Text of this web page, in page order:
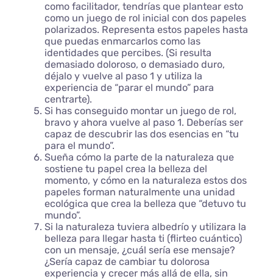
como facilitador, tendrías que plantear esto
como un juego de rol inicial con dos papeles
polarizados. Representa estos papeles hasta
que puedas enmarcarlos como las
identidades que percibes. (Si resulta
demasiado doloroso, o demasiado duro,
déjalo y vuelve al paso 1 y utiliza la
experiencia de “parar el mundo” para
centrarte).
Si has conseguido montar un juego de rol,
bravo y ahora vuelve al paso 1. Deberías ser
capaz de descubrir las dos esencias en “tu
para el mundo”.
Sueña cómo la parte de la naturaleza que
sostiene tu papel crea la belleza del
momento, y cómo en la naturaleza estos dos
papeles forman naturalmente una unidad
ecológica que crea la belleza que “detuvo tu
mundo”.
Si la naturaleza tuviera albedrío y utilizara la
belleza para llegar hasta ti (flirteo cuántico)
con un mensaje, ¿cuál sería ese mensaje?
¿Sería capaz de cambiar tu dolorosa
experiencia y crecer más allá de ella, sin